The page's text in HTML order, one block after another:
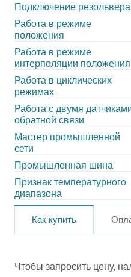
Подключение резольвера
Работа в режиме
положения
Работа в режиме
интерполяции положения
Работа в циклических
режимах
Работа с двумя
обратной связи
Мастер промышленной
сети
Промышленная шина
Признак температурного
диапазона
Как купить
Чтобы запросить цену,